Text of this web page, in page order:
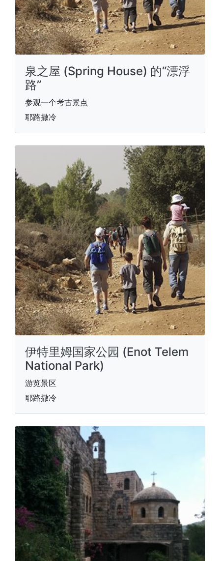
泉之屋 (Spring House) 的“漂浮
路”
参观一个考古景点
耶路撒冷
伊特里姆国家公园 (Enot Telem
National Park)
游览景区
耶路撒冷